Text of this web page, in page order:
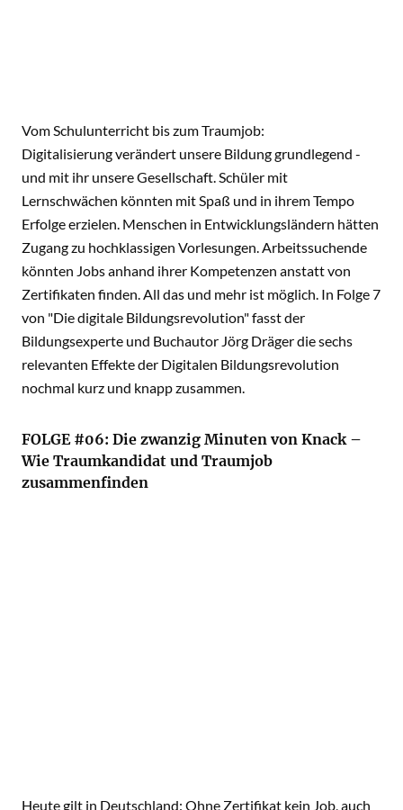
Vom Schulunterricht bis zum Traumjob:
Digitalisierung verändert unsere Bildung grundlegend -
und mit ihr unsere Gesellschaft. Schüler mit
Lernschwächen könnten mit Spaß und in ihrem Tempo
Erfolge erzielen. Menschen in Entwicklungsländern hätten
Zugang zu hochklassigen Vorlesungen. Arbeitssuchende
könnten Jobs anhand ihrer Kompetenzen anstatt von
Zertifikaten finden. All das und mehr ist möglich. In Folge 7
von "Die digitale Bildungsrevolution" fasst der
Bildungsexperte und Buchautor Jörg Dräger die sechs
relevanten Effekte der Digitalen Bildungsrevolution
nochmal kurz und knapp zusammen.
FOLGE #06: Die zwanzig Minuten von Knack –
Wie Traumkandidat und Traumjob
zusammenfinden
Heute gilt in Deutschland: Ohne Zertifikat kein Job, auch